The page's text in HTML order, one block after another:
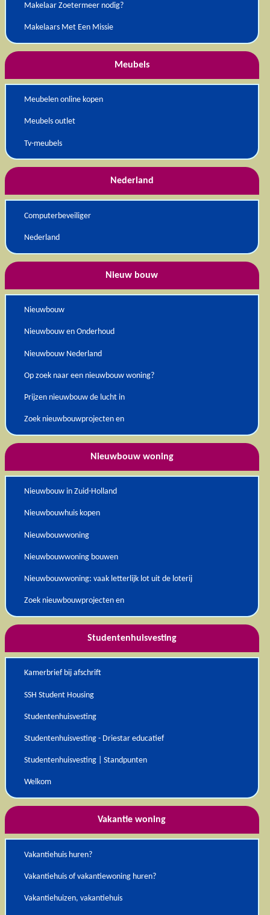
Makelaar Zoetermeer nodig?
Makelaars Met Een Missie
Meubels
Meubelen online kopen
Meubels outlet
Tv-meubels
Nederland
Computerbeveiliger
Nederland
Nieuw bouw
Nieuwbouw
Nieuwbouw en Onderhoud
Nieuwbouw Nederland
Op zoek naar een nieuwbouw woning?
Prijzen nieuwbouw de lucht in
Zoek nieuwbouwprojecten en
Nieuwbouw woning
Nieuwbouw in Zuid-Holland
Nieuwbouwhuis kopen
Nieuwbouwwoning
Nieuwbouwwoning bouwen
Nieuwbouwwoning: vaak letterlijk lot uit de loterij
Zoek nieuwbouwprojecten en
Studentenhuisvesting
Kamerbrief bij afschrift
SSH Student Housing
Studentenhuisvesting
Studentenhuisvesting - Driestar educatief
Studentenhuisvesting | Standpunten
Welkom
Vakantie woning
Vakantiehuis huren?
Vakantiehuis of vakantiewoning huren?
Vakantiehuizen, vakantiehuis